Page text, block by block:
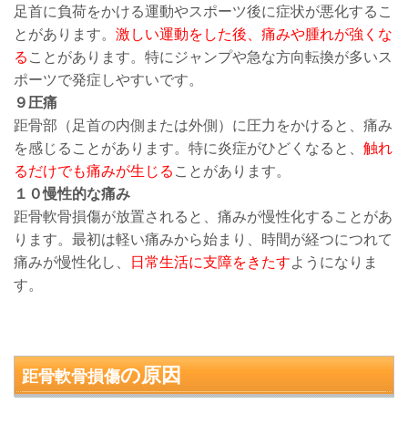
足首に負荷をかける運動やスポーツ後に症状が悪化するこ
とがあります。 激しい運動をした後、痛みや腫れが強くな
る ことがあります。特にジャンプや急な方向転換が多いス
ポーツで発症しやすいです。
９圧痛
距骨部（足首の内側または外側）に圧力をかけると、痛み
を感じることがあります。特に炎症がひどくなると、 触れ
るだけでも痛みが生じる ことがあります。
１０慢性的な痛み
距骨軟骨損傷が放置されると、痛みが慢性化することがあ
ります。最初は軽い痛みから始まり、時間が経つにつれて
痛みが慢性化し、
日常生活に支障をきたすようになりま
す。
距骨軟骨損傷の原因